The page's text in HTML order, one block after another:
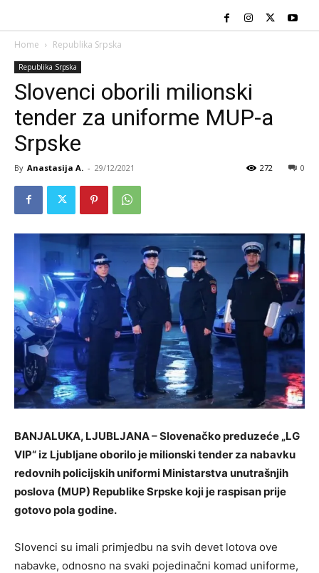
Home Republika Srpska
Republika Srpska
Slovenci oborili milionski
tender za uniforme MUP-a
Srpske
By Anastasija A. - 29/12/2021 0
272
BANJALUKA, LJUBLJANA – Slovenačko preduzeće „LG
VIP“ iz Ljubljane oborilo je milionski tender za nabavku
redovnih policijskih uniformi Ministarstva unutrašnjih
poslova (MUP) Republike Srpske koji je raspisan prije
gotovo pola godine.
Slovenci su imali primjedbu na svih devet lotova ove
nabavke, odnosno na svaki pojedinačni komad uniforme,